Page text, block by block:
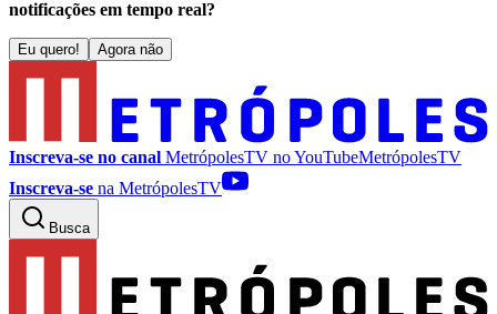
notificações em tempo real?
Eu quero! Agora não
Inscreva-se no canal MetrópolesTV noYouTubeMetrópolesTV
Inscreva-se na MetrópolesTV
Busca